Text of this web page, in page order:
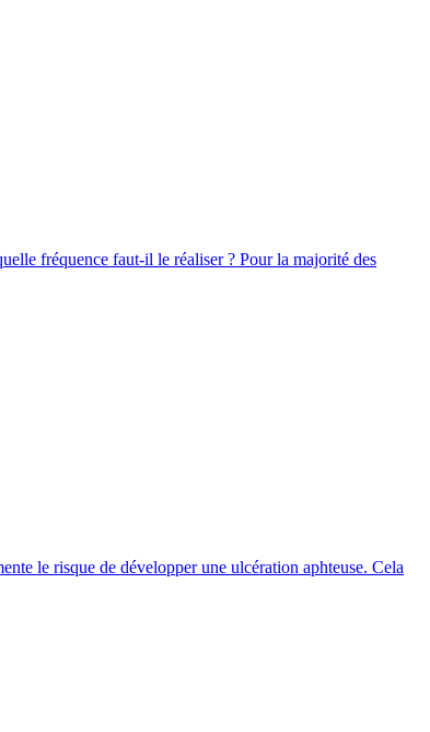
fréquence faut-il le réaliser ? Pour la majorité des
le risque de développer une ulcération aphteuse. Cela